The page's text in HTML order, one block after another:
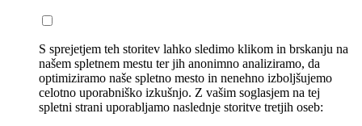
S sprejetjem teh storitev lahko sledimo klikom in brskanju na
našem spletnem mestu ter jih anonimno analiziramo, da
optimiziramo naše spletno mesto in nenehno izboljšujemo
celotno uporabniško izkušnjo. Z vašim soglasjem na tej
spletni strani uporabljamo naslednje storitve tretjih oseb: